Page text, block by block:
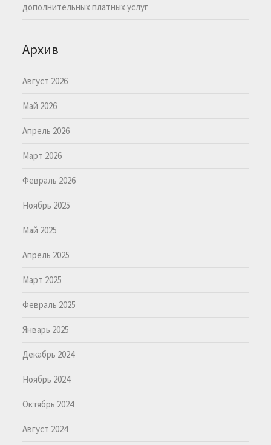
дополнительных платных услуг
Архив
Август 2026
Май 2026
Апрель 2026
Март 2026
Февраль 2026
Ноябрь 2025
Май 2025
Апрель 2025
Март 2025
Февраль 2025
Январь 2025
Декабрь 2024
Ноябрь 2024
Октябрь 2024
Август 2024